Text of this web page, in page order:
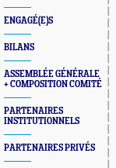
ENGAGÉ(E)S
BILANS
ASSEMBLÉE GÉNÉRALE
+ COMPOSITION COMITÉ
PARTENAIRES
INSTITUTIONNELS
PARTENAIRES PRIVÉS